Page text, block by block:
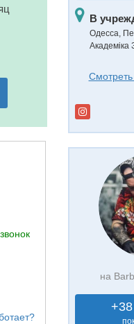
звонок
В
Одесса,
Академіка
Смотреть
на